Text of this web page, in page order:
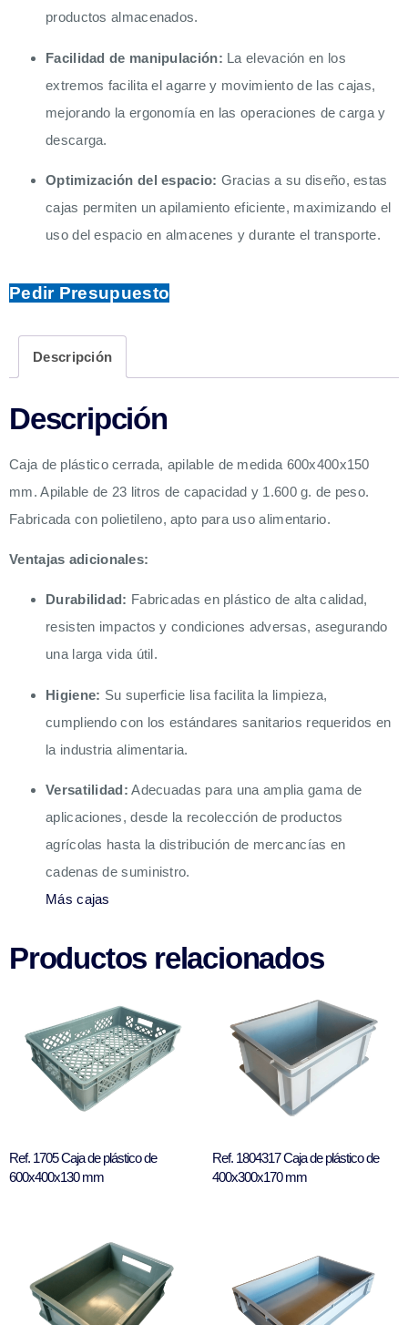
productos almacenados.
Facilidad de manipulación: La elevación en los
extremos facilita el agarre y movimiento de las cajas,
mejorando la ergonomía en las operaciones de carga y
descarga.
Optimización del espacio: Gracias a su diseño, estas
cajas permiten un apilamiento eficiente, maximizando el
uso del espacio en almacenes y durante el transporte.
Pedir Presupuesto
Descripción
Descripción
Caja de plástico cerrada, apilable de medida 600x400x150
mm. Apilable de 23 litros de capacidad y 1.600 g. de peso.
Fabricada con polietileno, apto para uso alimentario.
Ventajas adicionales:
Durabilidad: Fabricadas en plástico de alta calidad,
resisten impactos y condiciones adversas, asegurando
una larga vida útil.
Higiene: Su superficie lisa facilita la limpieza,
cumpliendo con los estándares sanitarios requeridos en
la industria alimentaria.
Versatilidad: Adecuadas para una amplia gama de
aplicaciones, desde la recolección de productos
agrícolas hasta la distribución de mercancías en
cadenas de suministro.
Más cajas
Productos relacionados
Ref. 1705 Caja de plástico de
600x400x130 mm
Ref. 1804317 Caja de plástico de
400x300x170 mm